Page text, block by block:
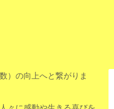
）の向上へと繋がりま